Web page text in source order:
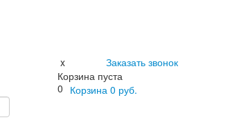
Заказать звонок
x
Корзина пуста
0 Корзина 0 руб.